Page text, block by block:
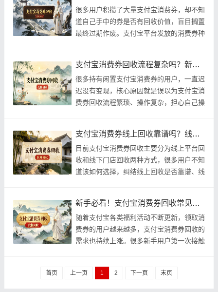
很多用户积攒了大量支付宝消费券，却不知
道自己手中的券是否有回收价值，盲目搁置
最终过期作废。支付宝平台发放的消费券种
支付宝消费券回收流程复杂吗？新手零门槛一键变现教程
很多持有闲置支付宝消费券的用户，一直迟
迟没有变现，核心原因就是误以为支付宝消
费券回收流程繁琐、操作复杂，担心自己操
支付宝消费券线上回收靠谱吗？线上线下回收深度对比
目前支付宝消费券回收主要分为线上平台回
收和线下门店回收两种方式，很多用户不知
道该如何选择，纠结线上回收是否靠谱、线
新手必看！支付宝消费券回收常见问题汇总解答
随着支付宝各类福利活动不断更新，领取消
费券的用户越来越多，支付宝消费券回收的
需求也持续上涨。很多新手用户第一次接触
首页 上一页 1 2 下一页 末页